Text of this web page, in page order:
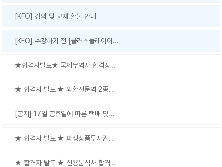
[KFO] 강의 및 교재 환불 안내
[KFO] 수강하기 전 [콜러스플레이어...
★합격자발표★ 국제무역사 합격장...
★ 합격자 발표 ★ 외환전문역 2종...
[공지] 17일 공휴일에 따른 택배 및...
★ 합격자 발표 ★ 파생상품투자권...
★ 합격자 발표 ★ 신용분석사 합격...